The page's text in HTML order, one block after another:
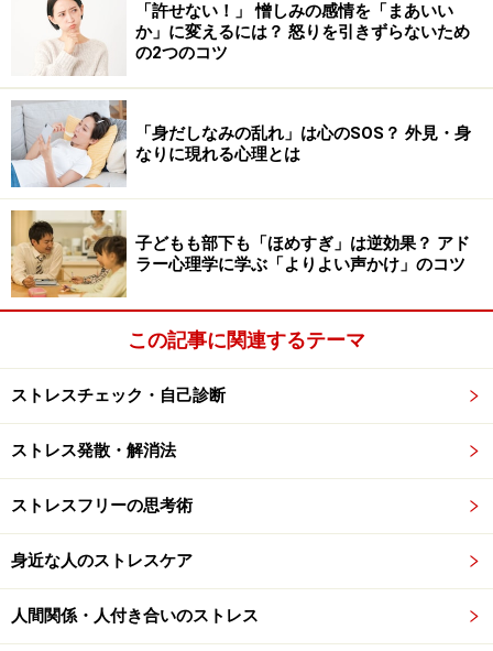
「許せない！」 憎しみの感情を「まあいい
か」に変えるには？ 怒りを引きずらないため
の2つのコツ
「身だしなみの乱れ」は心のSOS？ 外見・身
なりに現れる心理とは
子どもも部下も「ほめすぎ」は逆効果？ アド
ラー心理学に学ぶ「よりよい声かけ」のコツ
この記事に関連するテーマ
ストレスチェック・自己診断
ストレス発散・解消法
ストレスフリーの思考術
身近な人のストレスケア
人間関係・人付き合いのストレス